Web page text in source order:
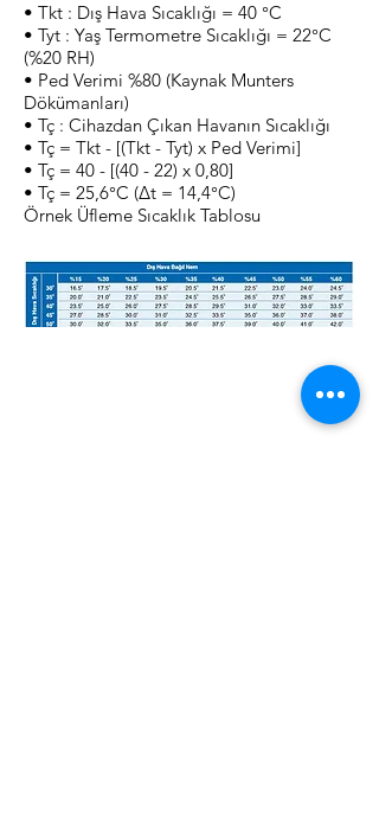
• Tkt : Dış Hava Sıcaklığı = 40 °C
• Tyt : Yaş Termometre Sıcaklığı = 22°C
(%20 RH)
• Ped Verimi %80 (Kaynak Munters
Dökümanları)
• Tç : Cihazdan Çıkan Havanın Sıcaklığı
• Tç = Tkt - [(Tkt - Tyt) x Ped Verimi]
• Tç = 40 - [(40 - 22) x 0,80]
• Tç = 25,6°C (Δt = 14,4°C)
Örnek Üfleme Sıcaklık Tablosu